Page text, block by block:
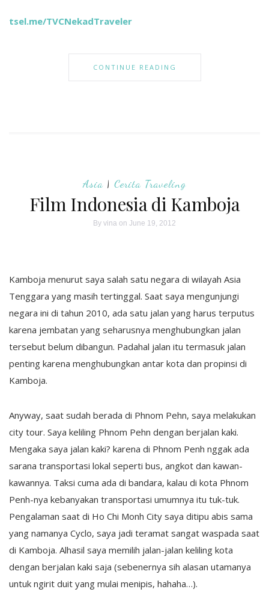
tsel.me/TVCNekadTraveler
CONTINUE READING
Asia | Cerita Traveling
Film Indonesia di Kamboja
By vina on June 19, 2012
Kamboja menurut saya salah satu negara di wilayah Asia
Tenggara yang masih tertinggal. Saat saya mengunjungi
negara ini di tahun 2010, ada satu jalan yang harus terputus
karena jembatan yang seharusnya menghubungkan jalan
tersebut belum dibangun. Padahal jalan itu termasuk jalan
penting karena menghubungkan antar kota dan propinsi di
Kamboja.
Anyway, saat sudah berada di Phnom Pehn, saya melakukan
city tour. Saya keliling Phnom Pehn dengan berjalan kaki.
Mengaka saya jalan kaki? karena di Phnom Penh nggak ada
sarana transportasi lokal seperti bus, angkot dan kawan-
kawannya. Taksi cuma ada di bandara, kalau di kota Phnom
Penh-nya kebanyakan transportasi umumnya itu tuk-tuk.
Pengalaman saat di Ho Chi Monh City saya ditipu abis sama
yang namanya Cyclo, saya jadi teramat sangat waspada saat
di Kamboja. Alhasil saya memilih jalan-jalan keliling kota
dengan berjalan kaki saja (sebenernya sih alasan utamanya
untuk ngirit duit yang mulai menipis, hahaha…).